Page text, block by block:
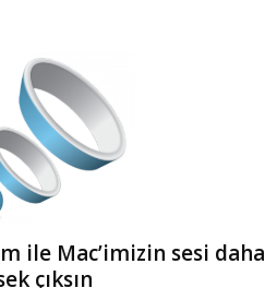
ile Mac’imizin sesi daha
çıksın